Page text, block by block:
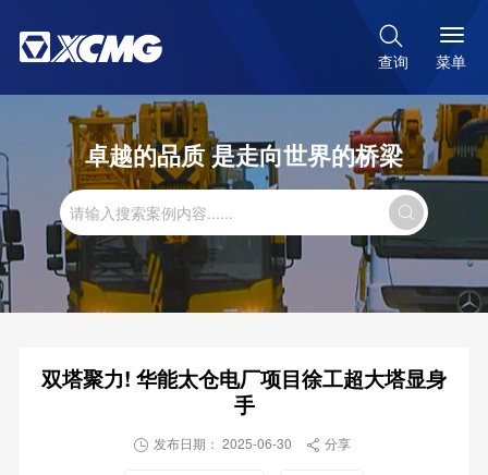

查询 菜单
卓越的品质 是走向世界的桥梁

双塔聚力! 华能太仓电厂项目徐工超大塔显身
手
 发布日期： 2025-06-30  分享